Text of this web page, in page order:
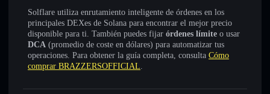
Solflare utiliza enrutamiento inteligente de órdenes en los
principales DEXes de Solana para encontrar el mejor precio
disponible para ti. También puedes fijar órdenes límite o usar
DCA (promedio de coste en dólares) para automatizar tus
operaciones. Para obtener la guía completa, consulta Cómo
comprar BRAZZERSOFFICIAL.